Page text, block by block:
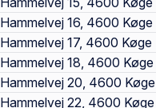
Hammelvej 16, 4600 Køge
Hammelvej 17, 4600 Køge
Hammelvej 18, 4600 Køge
Hammelvej 20, 4600 Køge
Hammelvej 22, 4600 Køge